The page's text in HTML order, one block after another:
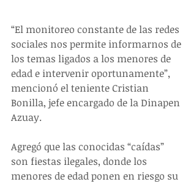
“El monitoreo constante de las redes
sociales nos permite informarnos de
los temas ligados a los menores de
edad e intervenir oportunamente”,
mencionó el teniente Cristian
Bonilla, jefe encargado de la Dinapen
Azuay.
Agregó que las conocidas “caídas”
son fiestas ilegales, donde los
menores de edad ponen en riesgo su